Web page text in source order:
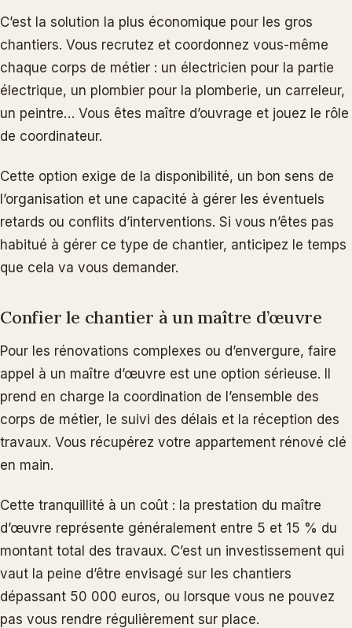
C’est la solution la plus économique pour les gros
chantiers. Vous recrutez et coordonnez vous-même
chaque corps de métier : un électricien pour la partie
électrique, un plombier pour la plomberie, un carreleur,
un peintre… Vous êtes maître d’ouvrage et jouez le rôle
de coordinateur.
Cette option exige de la disponibilité, un bon sens de
l’organisation et une capacité à gérer les éventuels
retards ou conflits d’interventions. Si vous n’êtes pas
habitué à gérer ce type de chantier, anticipez le temps
que cela va vous demander.
Confier le chantier à un maître d’œuvre
Pour les rénovations complexes ou d’envergure, faire
appel à un maître d’œuvre est une option sérieuse. Il
prend en charge la coordination de l’ensemble des
corps de métier, le suivi des délais et la réception des
travaux. Vous récupérez votre appartement rénové clé
en main.
Cette tranquillité à un coût : la prestation du maître
d’œuvre représente généralement entre 5 et 15 % du
montant total des travaux. C’est un investissement qui
vaut la peine d’être envisagé sur les chantiers
dépassant 50 000 euros, ou lorsque vous ne pouvez
pas vous rendre régulièrement sur place.